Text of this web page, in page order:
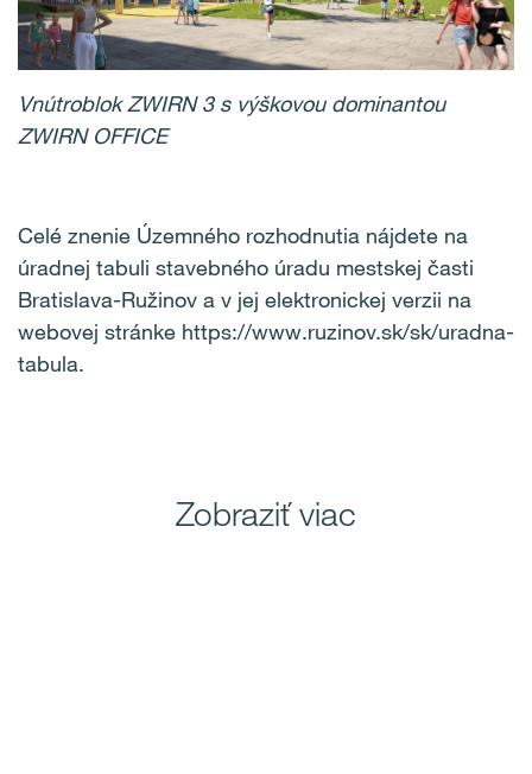
Vnútroblok ZWIRN 3 s výškovou dominantou
ZWIRN OFFICE
Celé znenie Územného rozhodnutia nájdete na
úradnej tabuli stavebného úradu mestskej časti
Bratislava-Ružinov a v jej elektronickej verzii na
webovej stránke https://www.ruzinov.sk/sk/uradna-
tabula.
Zobraziť viac